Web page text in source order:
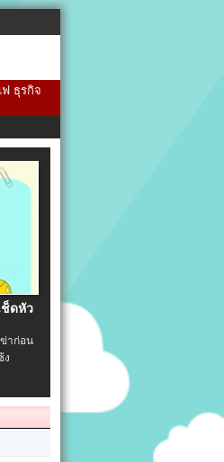
ธุรกิจ
ช็ดหัว
ข่าก่อน
ง